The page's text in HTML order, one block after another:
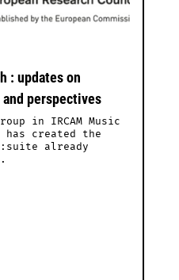
: updates on
perspectives
in IRCAM Music
has created the
already